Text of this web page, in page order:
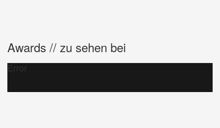
Awards // zu sehen bei
Error